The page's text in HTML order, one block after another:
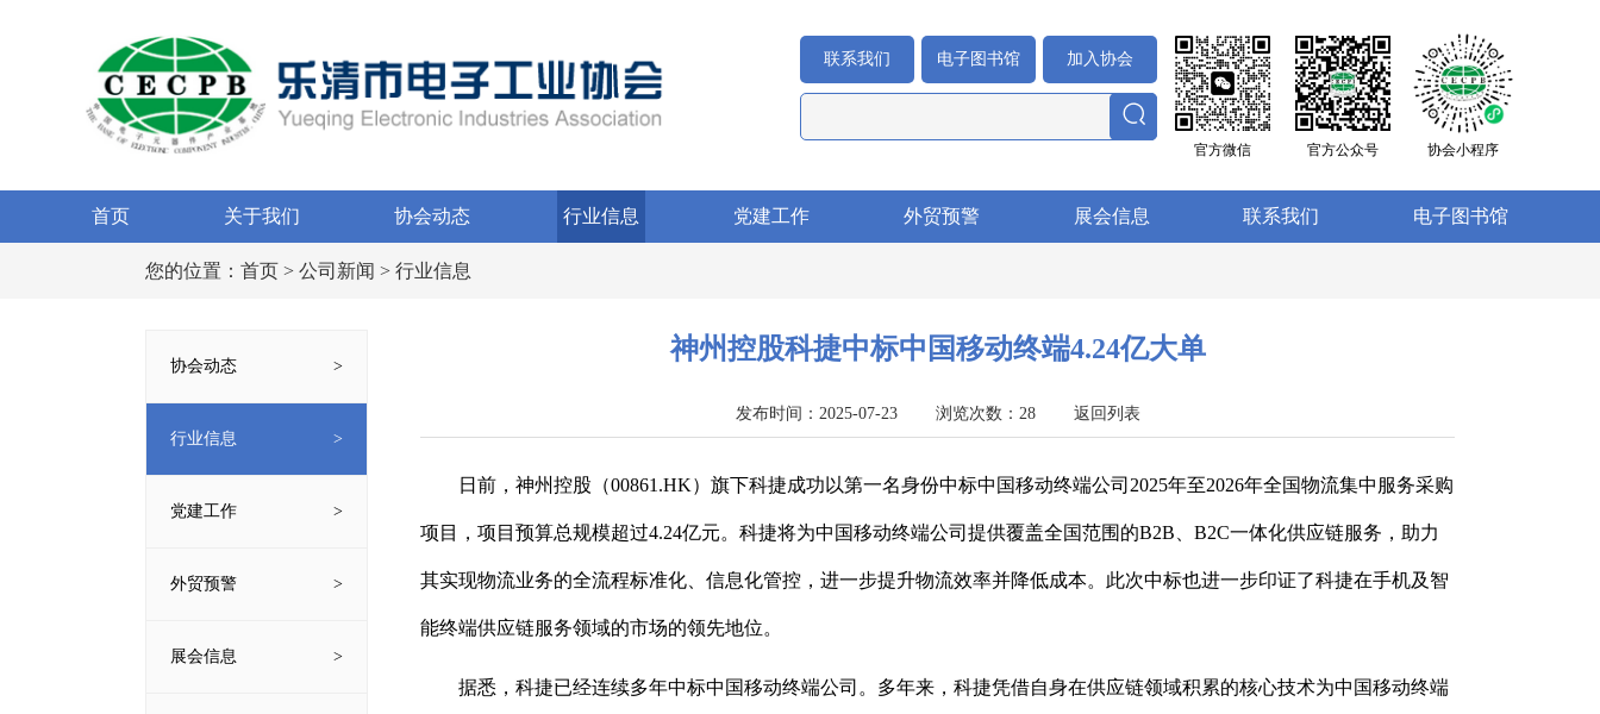
联系我们 电子图书馆 加入协会
官方微信 官方公众号 协会小程序
首页 关于我们 协会动态 行业信息 党建工作 外贸预警 展会信息 联系我们 电子图书馆
您的位置： 首页 > 公司新闻 > 行业信息
协会动态
行业信息
党建工作
外贸预警
展会信息
神州控股科捷中标中国移动终端4.24亿大单
发布时间：2025-07-23 浏览次数：28 返回列表
日前，神州控股（00861.HK）旗下科捷成功以第一名身份中标中国移动终端公司2025年至2026年全国物流集中服务采购
项目，项目预算总规模超过4.24亿元。科捷将为中国移动终端公司提供覆盖全国范围的B2B、B2C一体化供应链服务，助力
其实现物流业务的全流程标准化、信息化管控，进一步提升物流效率并降低成本。此次中标也进一步印证了科捷在手机及智
能终端供应链服务领域的市场的领先地位。
据悉，科捷已经连续多年中标中国移动终端公司。多年来，科捷凭借自身在供应链领域积累的核心技术为中国移动终端